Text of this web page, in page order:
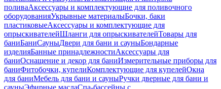
поливаАксессуары и комплектующие для поливочного
оборудованияУкрывные материалыБочки, баки
пластиковыеАксессуары и комплектующие для
опрыскивателейШланги для опрыскивателейТовары для
баниБаниСауныДвери для бани и сауныБондарные
изделияБанные принадлежностиАксессуары для
баниОснащение и декор для баниИзмерительные приборы для
баниФитобочки, купелиКомплектующие для купелейОкна
для баниМебель для бани и сауныРучки дверные для бани и
сауныЭфирные маслаСпа-бассейны с